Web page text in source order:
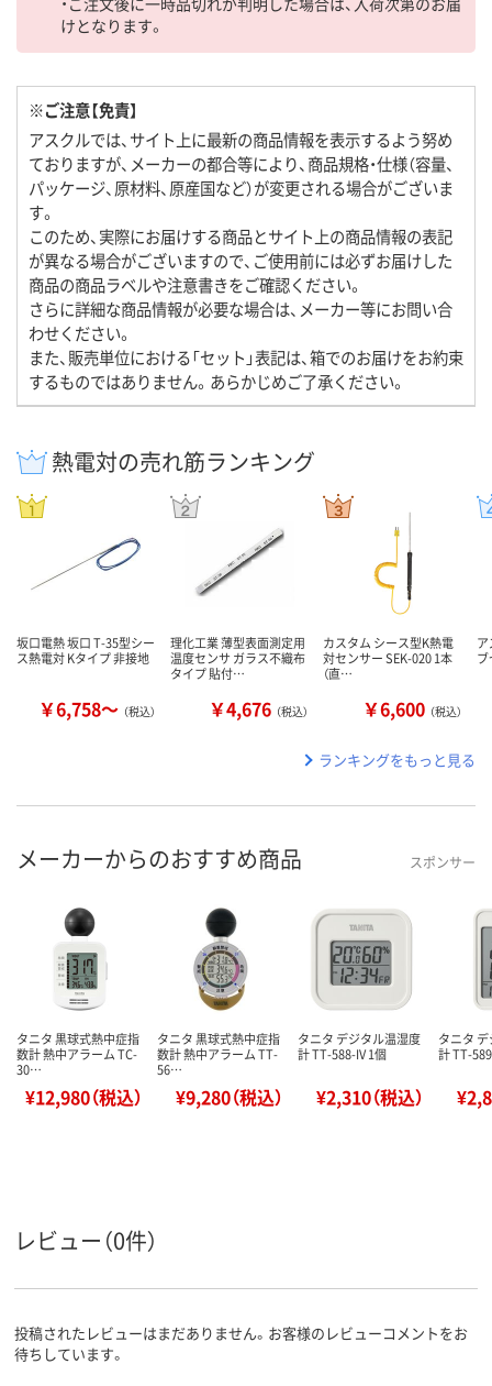
けとなります。
※ご注意【免責】
アスクルでは、サイト上に最新の商品情報を表示するよう努め
ておりますが、メーカーの都合等により、商品規格・仕様（容量、
パッケージ、原材料、原産国など）が変更される場合がございま
す。
このため、実際にお届けする商品とサイト上の商品情報の表記
が異なる場合がございますので、ご使用前には必ずお届けした
商品の商品ラベルや注意書きをご確認ください。
さらに詳細な商品情報が必要な場合は、メーカー等にお問い合
わせください。
また、販売単位における「セット」表記は、箱でのお届けをお約束
するものではありません。あらかじめご了承ください。
熱電対の売れ筋ランキング
坂口電熱 坂口 T-35型シー
ス熱電対 Kタイプ 非接地
￥6,758～ （税込）
理化工業 薄型表面測定用
温度センサ ガラス不織布
タイプ 貼付…
￥4,676 （税込）
カスタム シース型K熱電
対センサー SEK-020 1本
（直…
￥6,600 （税込）
ランキングをもっと見る
メーカーからのおすすめ商品 スポンサー
タニタ 黒球式熱中症指
数計 熱中アラーム TC-
30…
¥12,980（税込）
タニタ 黒球式熱中症指
数計 熱中アラーム TT-
56…
¥9,280（税込）
タニタ デジタル温湿度
計 TT-588-IV 1個
¥2,310（税込）
タニタ
計 TT-
レビュー（0件）
投稿されたレビューはまだありません。お客様のレビューコメントをお
待ちしています。